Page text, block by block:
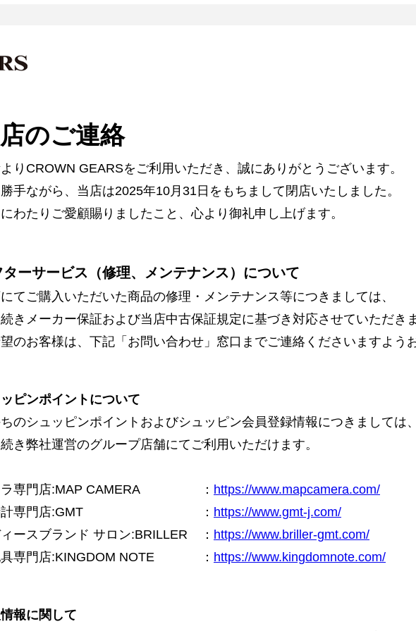
のご連絡
りCROWN GEARSをご利用いただき、誠にありがとうございます。
手ながら、当店は2025年10月31日をもちまして閉店いたしました。
わたりご愛顧賜りましたこと、心より御礼申し上げます。
ターサービス（修理、メンテナンス）について
てご購入いただいた商品の修理・メンテナンス等につきましては、
きメーカー保証および当店中古保証規定に基づき対応させていただきま
のお客様は、下記「お問い合わせ」窓口までご連絡くださいますよう
ピンポイントについて
のシュッピンポイントおよびシュッピン会員登録情報につきましては、
き弊社運営のグループ店舗にてご利用いただけます。
専門店:MAP CAMERA ： https://www.mapcamera.com/
専門店:GMT
： https://www.gmt-j.com/
ースブランド サロン:BRILLER
： https://www.briller-gmt.com/
専門店:KINGDOM NOTE
： https://www.kingdomnote.com/
報に関して